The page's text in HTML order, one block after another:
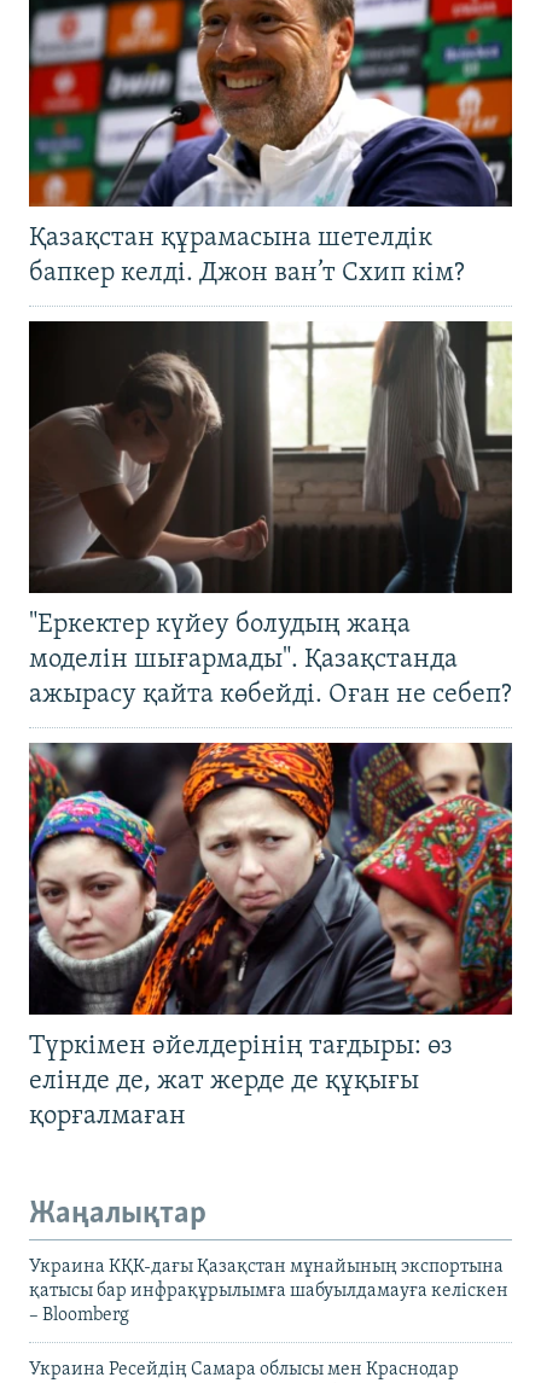
Қазақстан құрамасына шетелдік
бапкер келді. Джон ван’т Схип кім?
"Еркектер күйеу болудың жаңа
моделін шығармады". Қазақстанда
ажырасу қайта көбейді. Оған не себеп?
Түркімен әйелдерінің тағдыры: өз
елінде де, жат жерде де құқығы
қорғалмаған
Жаңалықтар
Украина КҚК-дағы Қазақстан мұнайының экспортына
қатысы бар инфрақұрылымға шабуылдамауға келіскен
– Bloomberg
Украина Ресейдің Самара облысы мен Краснодар